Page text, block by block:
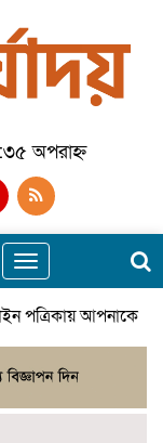
অপরাহ্ন
Toggle
navigation
পত্রিকায় আপনাকে